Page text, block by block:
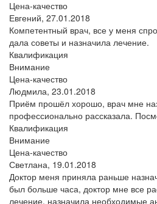
Цена-качество
Евгений, 27.01.2018
Компетентный врач, все у меня
дала советы и назначила лечение.
Квалификация
Внимание
Цена-качество
Людмила, 23.01.2018
Приём прошёл хорошо, врач мне
профессионально рассказала.
Квалификация
Внимание
Цена-качество
Светлана, 19.01.2018
Доктор меня приняла раньше
был больше часа, доктор мне все
лечение, назначила необходимые